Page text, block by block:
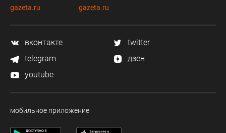
gazeta.ru
gazeta.ru
вконтакте
twitter
telegram
дзен
youtube
мобильное приложение